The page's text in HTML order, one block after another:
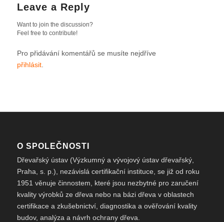
Leave a Reply
Want to join the discussion?
Feel free to contribute!
Pro přidávání komentářů se musíte nejdříve
přihlásit.
O SPOLEČNOSTI
Dřevařský ústav (Výzkumný a vývojový ústav dřevařský,
Praha, s. p.), nezávislá certifikační instituce, se již od roku
1951 věnuje činnostem, které jsou nezbytné pro zaručení
kvality výrobků ze dřeva nebo na bázi dřeva v oblastech
certifikace a zkušebnictví, diagnostika a ověřování kvality
budov, analýza a návrh ochrany dřeva.